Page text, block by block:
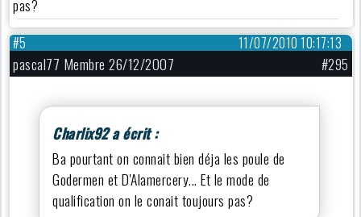
pas?
11/07/2010 10:17:13
#5
pascal77 Membre 26/12/2007 #295
Charlix92 a écrit :
Ba pourtant on connait bien déja les poule de
Godermen et D'Alamercery... Et le mode de
qualification on le conait toujours pas?